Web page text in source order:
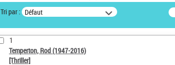
Tri par : Défaut
1
Temperton, Rod (1947-2016)
[Thriller]